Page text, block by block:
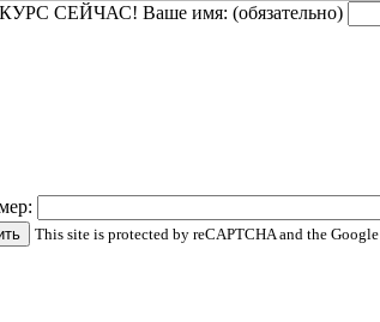
СЕЙЧАС! Ваше имя: (обязательно)
This site is protected by reCAPTCHA and the Google